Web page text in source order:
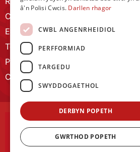
Canllawiau brandio
Ein Hanes
Telerau ac Amodau
Polisi Preifatrwydd
Cysylltu â ni
â'n Polisi Cwcis. Darllen rhagor
CWBL ANGENRHEIDIOL
PERFFORMIAD
TARGEDU
SWYDDOGAETHOL
DERBYN POPETH
GWRTHOD POPETH